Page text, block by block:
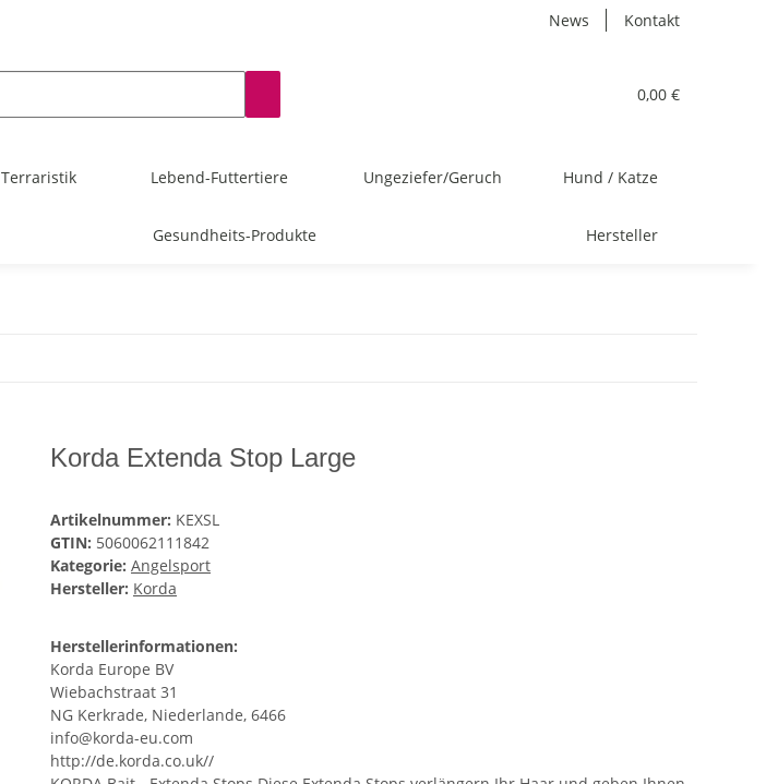
News Kontakt
0,00 €
Terraristik Lebend-Futtertiere Ungeziefer/Geruch Hund / Katze
Gesundheits-Produkte Hersteller
Korda Extenda Stop Large
Artikelnummer: KEXSL
GTIN: 5060062111842
Kategorie: Angelsport
Hersteller: Korda
Herstellerinformationen:
Korda Europe BV
Wiebachstraat 31
NG Kerkrade, Niederlande, 6466
info@korda-eu.com
http://de.korda.co.uk//